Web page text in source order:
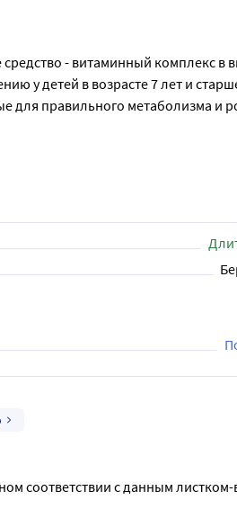
средство - витаминный комплекс
у детей в возрасте 7 лет и
правильного метаболизма и
рекомендуется для
соответствии с данным